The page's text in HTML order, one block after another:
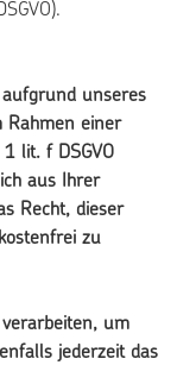
unseres
Rahmen einer
lit. f DSGVO
aus Ihrer
Recht, dieser
zu
um
jederzeit das